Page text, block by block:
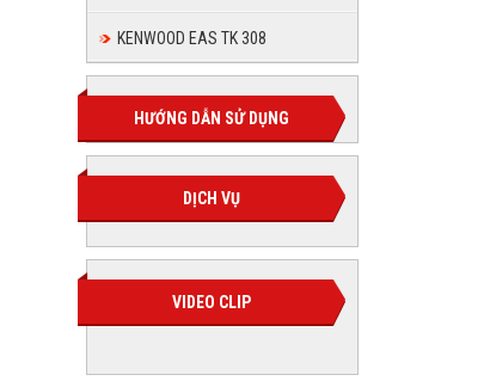
KENWOOD EAS TK 308
HƯỚNG DẪN SỬ DỤNG
DỊCH VỤ
VIDEO CLIP